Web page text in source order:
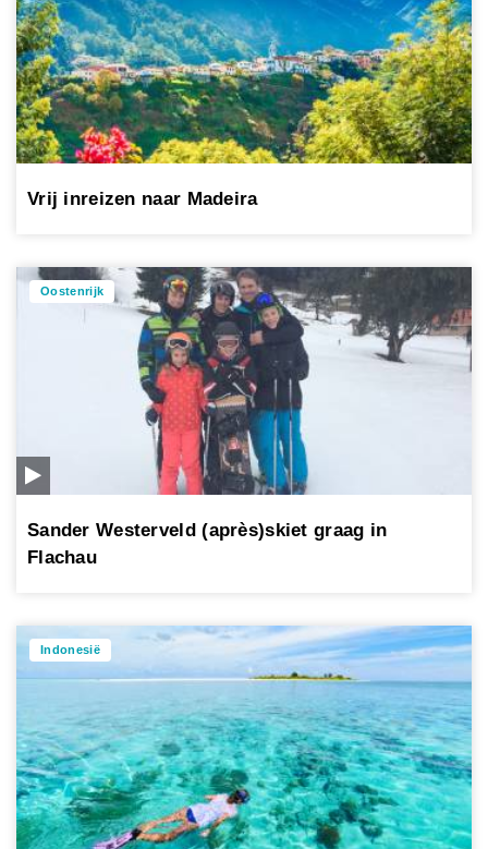
Vrij inreizen naar Madeira
Oostenrijk
Sander Westerveld (après)skiet graag in
Flachau
Indonesië